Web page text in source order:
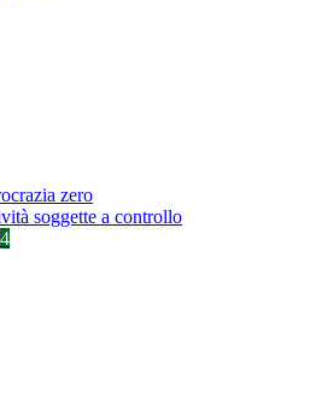
zero
soggette a controllo
4